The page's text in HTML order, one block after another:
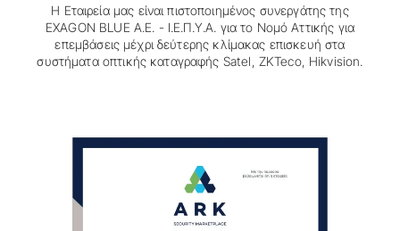
Η Εταιρεία μας είναι πιστοποιημένος συνεργάτης της
EXAGON BLUE A.E. - Ι.Ε.Π.Υ.Α. για το Νομό Αττικής για
επεμβάσεις μέχρι δεύτερης κλίμακας επισκευή στα
συστήματα οπτικής καταγραφής Satel, ZKTeco, Hikvision.